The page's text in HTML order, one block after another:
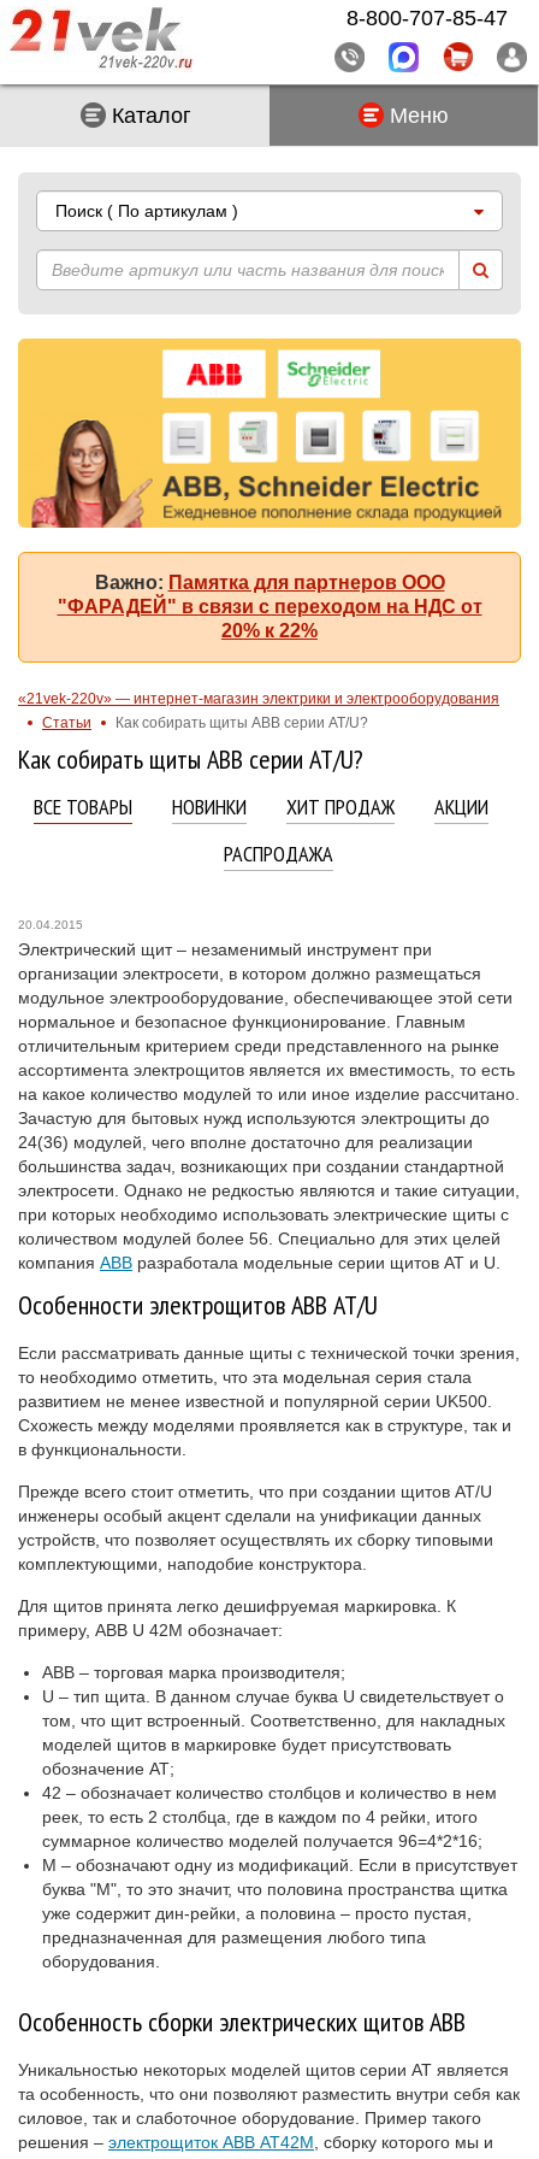
Каталог Меню
Поиск ( По артикулам )
Важно: Памятка для партнеров ООО
"ФАРАДЕЙ" в связи с переходом на НДС от
20% к 22%
«21vek-220v» — интернет-магазин электрики и электрооборудования
Статьи
Как собирать щиты АВВ серии AT/U?
Как собирать щиты АВВ серии AT/U?
ВСЕ ТОВАРЫ НОВИНКИ ХИТ ПРОДАЖ
АКЦИИ
РАСПРОДАЖА
20.04.2015
Электрический щит – незаменимый инструмент при
организации электросети, в котором должно размещаться
модульное электрооборудование, обеспечивающее этой сети
нормальное и безопасное функционирование. Главным
отличительным критерием среди представленного на рынке
ассортимента электрощитов является их вместимость, то есть
на какое количество модулей то или иное изделие рассчитано.
Зачастую для бытовых нужд используются электрощиты до
24(36) модулей, чего вполне достаточно для реализации
большинства задач, возникающих при создании стандартной
электросети. Однако не редкостью являются и такие ситуации,
при которых необходимо использовать электрические щиты с
количеством модулей более 56. Специально для этих целей
компания АВВ разработала модельные серии щитов АТ и U.
Особенности электрощитов АВВ АТ/U
Если рассматривать данные щиты с технической точки зрения,
то необходимо отметить, что эта модельная серия стала
развитием не менее известной и популярной серии UK500.
Схожесть между моделями проявляется как в структуре, так и
в функциональности.
Прежде всего стоит отметить, что при создании щитов АТ/U
инженеры особый акцент сделали на унификации данных
устройств, что позволяет осуществлять их сборку типовыми
комплектующими, наподобие конструктора.
Для щитов принята легко дешифруемая маркировка. К
примеру, ABB U 42М обозначает:
АВВ – торговая марка производителя;
U – тип щита. В данном случае буква U свидетельствует о
том, что щит встроенный. Соответственно, для накладных
моделей щитов в маркировке будет присутствовать
обозначение АТ;
42 – обозначает количество столбцов и количество в нем
реек, то есть 2 столбца, где в каждом по 4 рейки, итого
суммарное количество моделей получается 96=4*2*16;
М – обозначают одну из модификаций. Если в присутствует
буква "М", то это значит, что половина пространства щитка
уже содержит дин-рейки, а половина – просто пустая,
предназначенная для размещения любого типа
оборудования.
Особенность сборки электрических щитов АВВ
Уникальностью некоторых моделей щитов серии АТ является
та особенность, что они позволяют разместить внутри себя как
силовое, так и слаботочное оборудование. Пример такого
решения – электрощиток АВВ AT42M , сборку которого мы и
8-800-707-85-47